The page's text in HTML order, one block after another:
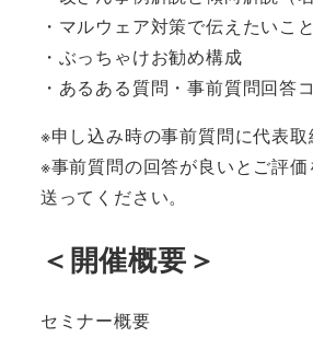
・マルウェア対策で伝えたいこ
・ぶっちゃけお勧め構成
・あるある質問・事前質問回答
※申し込み時の事前質問に代表
※事前質問の回答が良いとご評
送ってください。
＜開催概要＞
セミナー概要